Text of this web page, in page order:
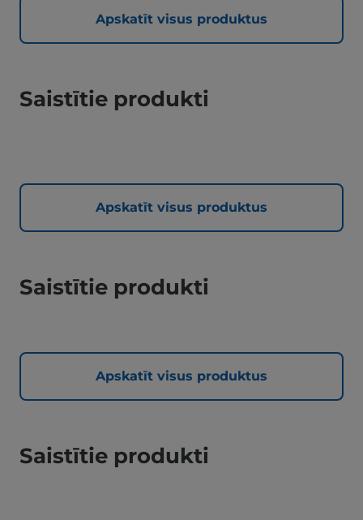
Apskatīt visus produktus
Saistītie produkti
Apskatīt visus produktus
Saistītie produkti
Apskatīt visus produktus
Saistītie produkti